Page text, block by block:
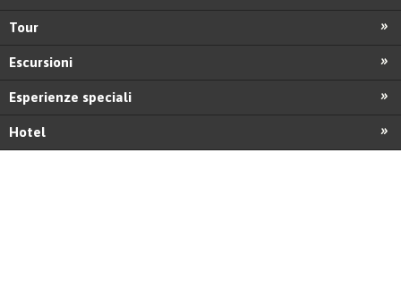
Tour
Escursioni
Esperienze speciali
Hotel